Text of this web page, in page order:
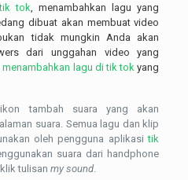
tik tok , menambahkan lagu yang
dibuat akan membuat video
tidak mungkin Anda akan
dari unggahan video yang
menambahkan lagu di tik tok yang
tambah suara yang akan
suara. Semua lagu dan klip
oleh pengguna aplikasitik
suara dari handphone
tulisan my sound.